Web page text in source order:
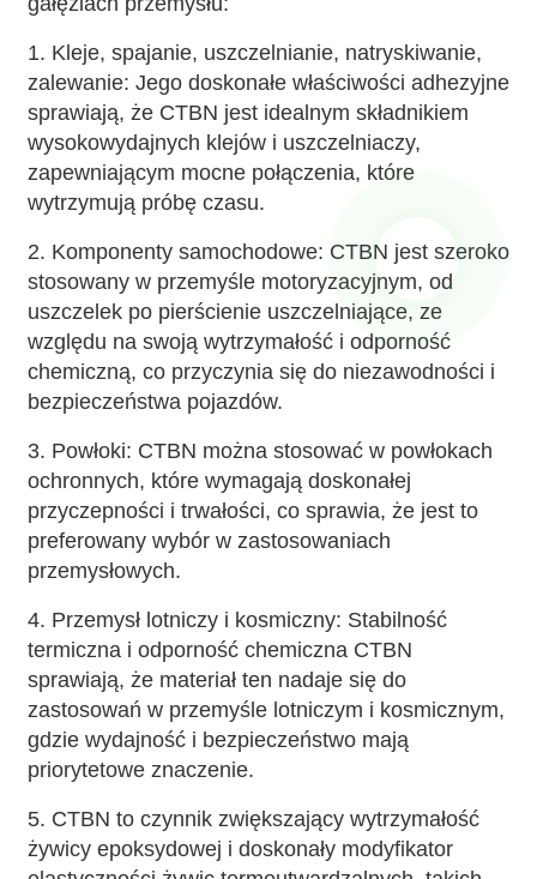
1. Kleje, spajanie, uszczelnianie, natryskiwanie,
zalewanie: Jego doskonałe właściwości adhezyjne
sprawiają, że CTBN jest idealnym składnikiem
wysokowydajnych klejów i uszczelniaczy,
zapewniającym mocne połączenia, które
wytrzymują próbę czasu.
2. Komponenty samochodowe: CTBN jest szeroko
stosowany w przemyśle motoryzacyjnym, od
uszczelek po pierścienie uszczelniające, ze
względu na swoją wytrzymałość i odporność
chemiczną, co przyczynia się do niezawodności i
bezpieczeństwa pojazdów.
3. Powłoki: CTBN można stosować w powłokach
ochronnych, które wymagają doskonałej
przyczepności i trwałości, co sprawia, że ​​jest to
preferowany wybór w zastosowaniach
przemysłowych.
4. Przemysł lotniczy i kosmiczny: Stabilność
termiczna i odporność chemiczna CTBN
sprawiają, że materiał ten nadaje się do
zastosowań w przemyśle lotniczym i kosmicznym,
gdzie wydajność i bezpieczeństwo mają
priorytetowe znaczenie.
5. CTBN to czynnik zwiększający wytrzymałość
żywicy epoksydowej i doskonały modyfikator